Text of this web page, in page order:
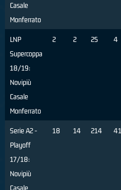
Casale
Monferrato
LNP
Supercoppa
18/19:
Novipiù
Casale
Monferrato
2 2 25 4
Serie A2 -
Playoff
17/18:
Novipiù
Casale
18 14 214 41